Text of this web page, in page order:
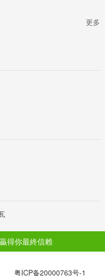
更多
得你最終信赖
粤ICP备20000763号-1